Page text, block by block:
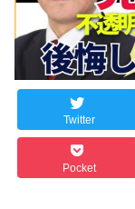
Twitter
Pocket